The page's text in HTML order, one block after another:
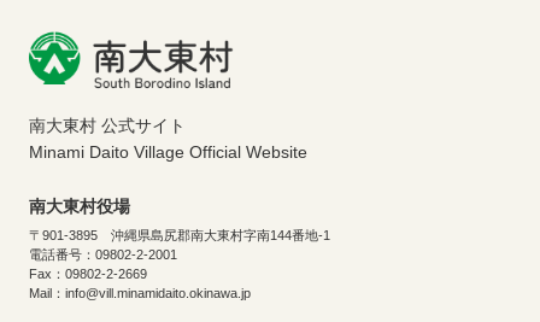
南大東村 公式サイト
Minami Daito Village Official Website
南大東村役場
〒901-3895 沖縄県島尻郡南大東村字南144番地-1
電話番号：09802-2-2001
Fax：09802-2-2669
Mail：info@vill.minamidaito.okinawa.jp